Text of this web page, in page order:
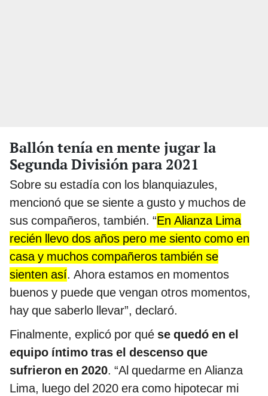
Ballón tenía en mente jugar la
Segunda División para 2021
Sobre su estadía con los blanquiazules,
mencionó que se siente a gusto y muchos de
sus compañeros, también. “En Alianza Lima
recién llevo dos años pero me siento como en
casa y muchos compañeros también se
sienten así. Ahora estamos en momentos
buenos y puede que vengan otros momentos,
hay que saberlo llevar”, declaró.
Finalmente, explicó por qué se quedó en el
equipo íntimo tras el descenso que
sufrieron en 2020. “Al quedarme en Alianza
Lima, luego del 2020 era como hipotecar mi